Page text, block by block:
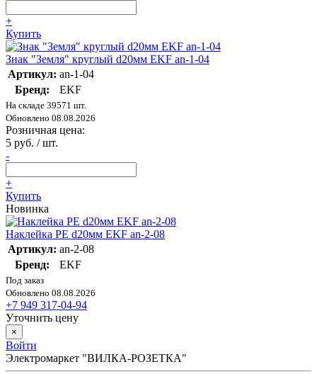
+
Купить
Знак "Земля" круглый d20мм EKF an-1-04
Артикул: an-1-04
Бренд:
EKF
На складе 39571 шт.
Обновлено 08.08.2026
Розничная цена:
5 руб. / шт.
-
+
Купить
Новинка
Наклейка PE d20мм EKF an-2-08
Артикул: an-2-08
Бренд:
EKF
Под заказ
Обновлено 08.08.2026
+7 949 317-04-94
Уточнить цену
×
Войти
Электромаркет "ВИЛКА-РОЗЕТКА"